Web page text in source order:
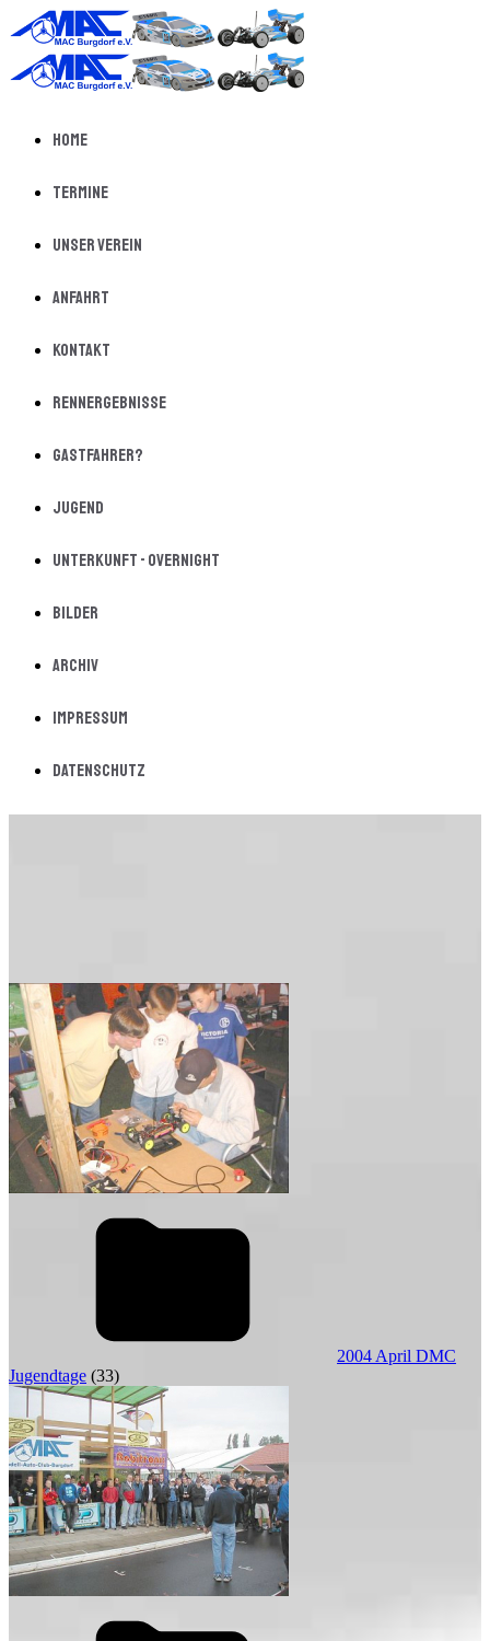
Home
Termine
Unser Verein
Anfahrt
Kontakt
Rennergebnisse
Gastfahrer?
Jugend
Unterkunft - Overnight
Bilder
Archiv
Impressum
Datenschutz
2004 April DMC
Jugendtage (33)